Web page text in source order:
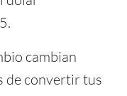
cambian
de convertir tus